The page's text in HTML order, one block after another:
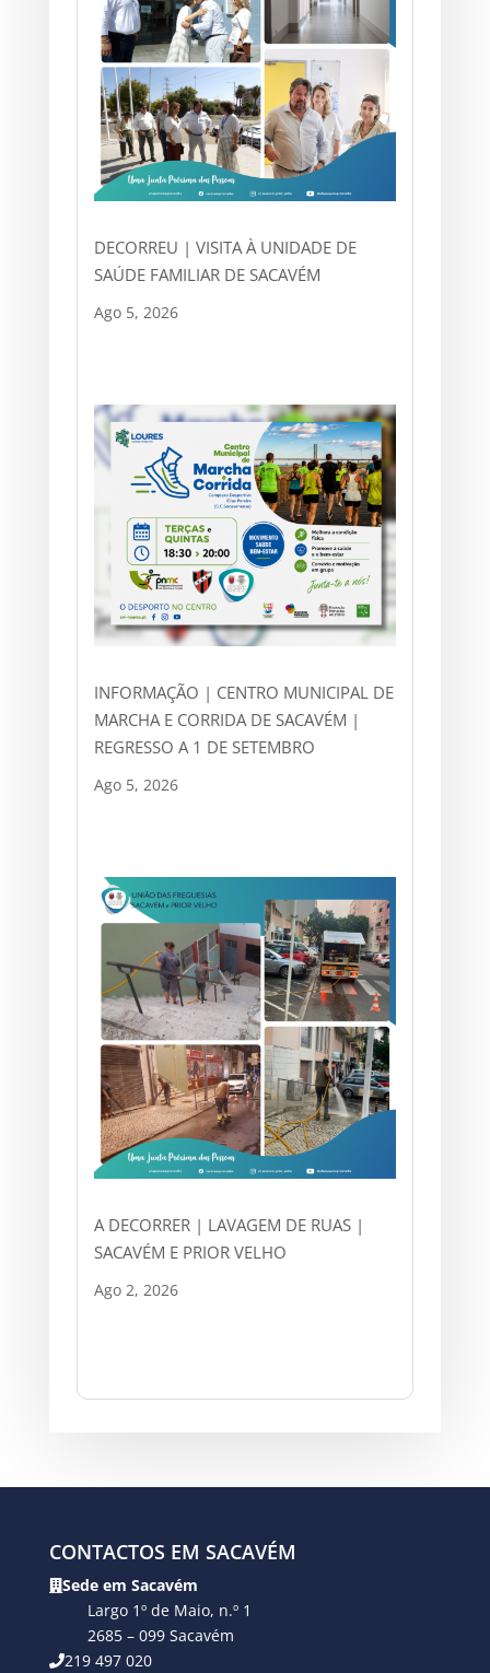
DECORREU | VISITA À UNIDADE DE
SAÚDE FAMILIAR DE SACAVÉM
Ago 5, 2026
INFORMAÇÃO | CENTRO MUNICIPAL DE
MARCHA E CORRIDA DE SACAVÉM |
REGRESSO A 1 DE SETEMBRO
Ago 5, 2026
A DECORRER | LAVAGEM DE RUAS |
SACAVÉM E PRIOR VELHO
Ago 2, 2026
CONTACTOS EM SACAVÉM
Sede em Sacavém
Largo 1º de Maio, n.º 1
2685 – 099 Sacavém
219 497 020